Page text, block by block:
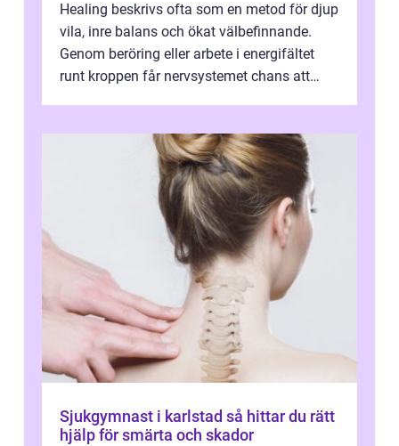
Healing beskrivs ofta som en metod för djup
vila, inre balans och ökat välbefinnande.
Genom beröring eller arbete i energifältet
runt kroppen får nervsystemet chans att
Sjukgymnast i karlstad så hittar du rätt
hjälp för smärta och skador